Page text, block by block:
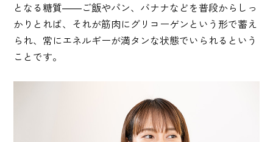
となる糖質――ご飯やパン、バナナなどを普段からしっ
かりとれば、それが筋肉にグリコーゲンという形で蓄え
られ、常にエネルギーが満タンな状態でいられるという
ことです。